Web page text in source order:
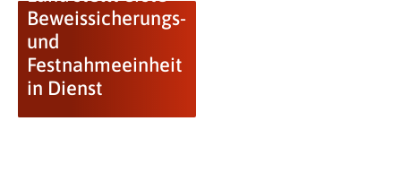
Beweissicherungs-
und
Festnahmeeinheit
in Dienst